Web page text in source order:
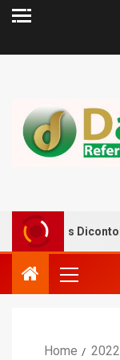
Dicontohkan
Home 2022